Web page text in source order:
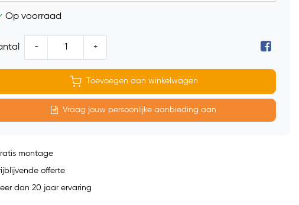
Op voorraad
- +
Toevoegen aan winkelwagen
Vraag jouw persoonlijke aanbieding aan
montage
offerte
dan 20 jaar ervaring